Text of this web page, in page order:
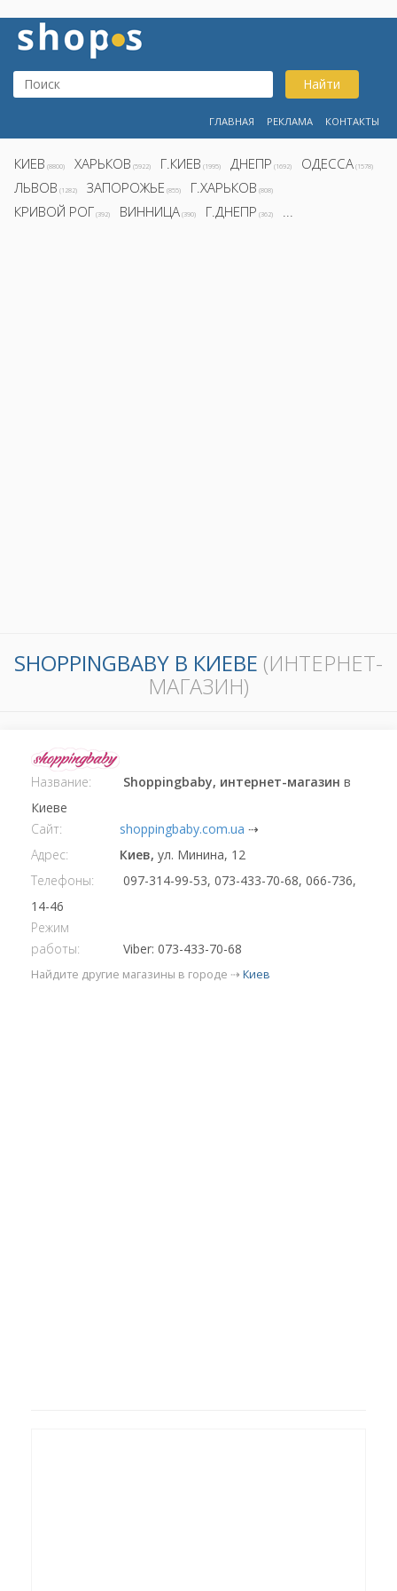
Найти
ГЛАВНАЯ РЕКЛАМА КОНТАКТЫ
КИЕВ (8800) ХАРЬКОВ (5922) Г.КИЕВ (1995) ДНЕПР (1692) ОДЕССА (1578)
ЛЬВОВ (1282) ЗАПОРОЖЬЕ (855) Г.ХАРЬКОВ (808)
КРИВОЙ РОГ (392) ВИННИЦА (390) Г.ДНЕПР (362) ...
SHOPPINGBABY В КИЕВЕ (ИНТЕРНЕТ-
МАГАЗИН)
Название: Shoppingbaby, интернет-магазин в
Киеве
Сайт:
shoppingbaby.com.ua ⇢
Адрес:
Киев, ул. Минина, 12
Телефоны:
097-314-99-53, 073-433-70-68, 066-736,
14-46
Режим
работы:
Viber: 073-433-70-68
Найдите другие магазины в городе ⇢ Киев